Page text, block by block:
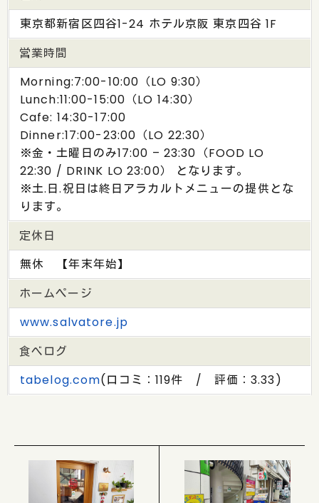
東京都新宿区四谷1-24 ホテル京阪 東京四谷 1F
営業時間
Morning:7:00-10:00（LO 9:30）
Lunch:11:00-15:00（LO 14:30）
Cafe: 14:30-17:00
Dinner:17:00-23:00（LO 22:30）
※金・土曜日のみ17:00 – 23:30（FOOD LO
22:30 / DRINK LO 23:00） となります。
※土.日.祝日は終日アラカルトメニューの提供とな
ります。
定休日
無休 【年末年始】
ホームページ
www.salvatore.jp
食べログ
tabelog.com(口コミ：119件 / 評価：3.33)